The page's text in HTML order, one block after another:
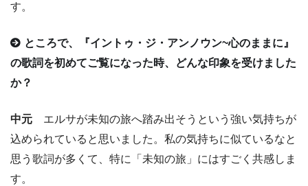
す。
ところで、『イントゥ・ジ・アンノウン~心のままに』
の歌詞を初めてご覧になった時、どんな印象を受けました
か？
中元 エルサが未知の旅へ踏み出そうという強い気持ちが
込められていると思いました。私の気持ちに似ているなと
思う歌詞が多くて、特に「未知の旅」にはすごく共感しま
す。